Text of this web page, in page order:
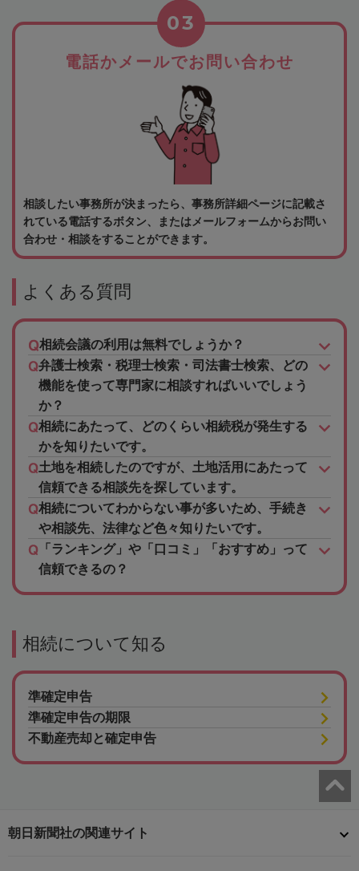
電話かメールでお問い合わせ
03
相談したい事務所が決まったら、事務所詳細ページに記載さ
れている電話するボタン、またはメールフォームからお問い
合わせ・相談をすることができます。
よくある質問
相続会議の利用は無料でしょうか？
弁護士検索・税理士検索・司法書士検索、どの
機能を使って専門家に相談すればいいでしょう
か？
相続にあたって、どのくらい相続税が発生する
かを知りたいです。
土地を相続したのですが、土地活用にあたって
信頼できる相談先を探しています。
相続についてわからない事が多いため、手続き
や相談先、法律など色々知りたいです。
「ランキング」や「口コミ」「おすすめ」って
信頼できるの？
相続について知る
準確定申告
準確定申告の期限
不動産売却と確定申告
朝日新聞社の関連サイト